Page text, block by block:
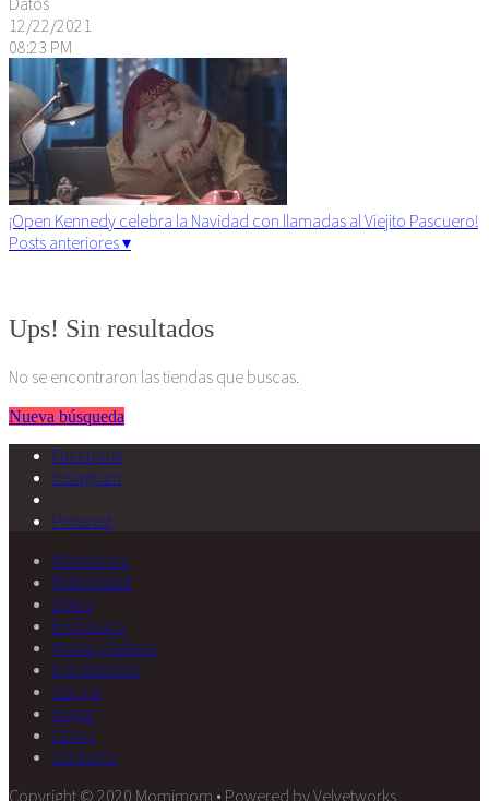
12/22/2021
08:23 PM
¡Open Kennedy celebra la Navidad con llamadas al Viejito Pascuero!
Posts anteriores ▾
Ups! Sin resultados
No se encontraron las tiendas que buscas.
Nueva búsqueda
Facebook
Instagram
Pinterest
Momimom
Maternidad
Datos
Embarazo
Moda y Belleza
Entretención
Cocina
Hogar
Libros
Contacto
Copyright © 2020 Momimom • Powered by Velvetworks